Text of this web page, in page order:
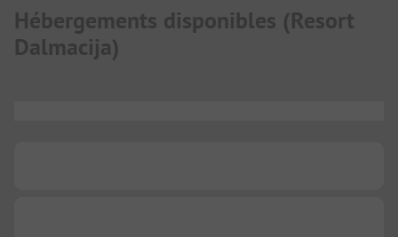
Hébergements disponibles (Resort
Dalmacija)